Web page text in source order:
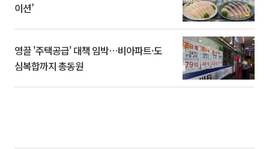
이션’
영끌 '주택공급' 대책 임박⋯비아파트·도
심복합까지 총동원